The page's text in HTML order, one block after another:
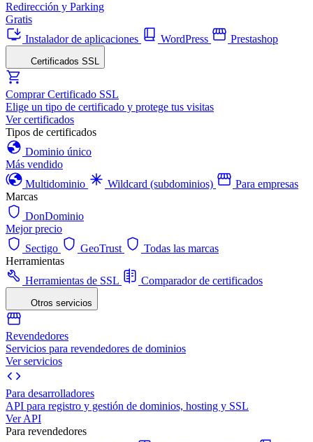
Redirección y Parking
Gratis
Instalador de aplicaciones
WordPress Prestashop
Certificados SSL
Comprar Certificado SSL
Elige un tipo de certificado y protege tus visitas
Ver certificados
Tipos de certificados
Dominio único
Más vendido
Multidominio
Wildcard (subdominios)
Para empresas
Marcas
DonDominio
Mejor precio
Sectigo
GeoTrust
Todas las marcas
Herramientas
Herramientas de SSL
Comparador de certificados
Otros servicios
Revendedores
Servicios para revendedores de dominios
Ver servicios
Para desarrolladores
API para registro y gestión de dominios, hosting y SSL
Ver API
Para revendedores